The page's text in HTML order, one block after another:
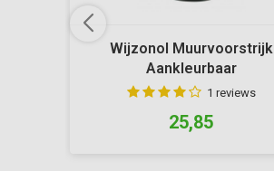
Wijzonol Muurvoorstrijk
Aankleurbaar
1 reviews
25,85